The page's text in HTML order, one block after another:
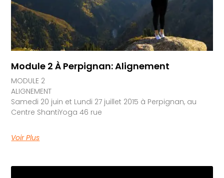
Module 2 À Perpignan: Alignement
MODULE 2
ALIGNEMENT
Samedi 20 juin et Lundi 27 juillet 2015 à Perpignan, au
Centre ShantiYoga 46 rue
Voir Plus